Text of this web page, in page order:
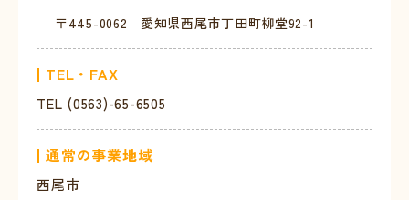
〒445-0062 愛知県西尾市丁田町柳堂92-1
TEL・FAX
TEL (0563)-65-6505
通常の事業地域
西尾市